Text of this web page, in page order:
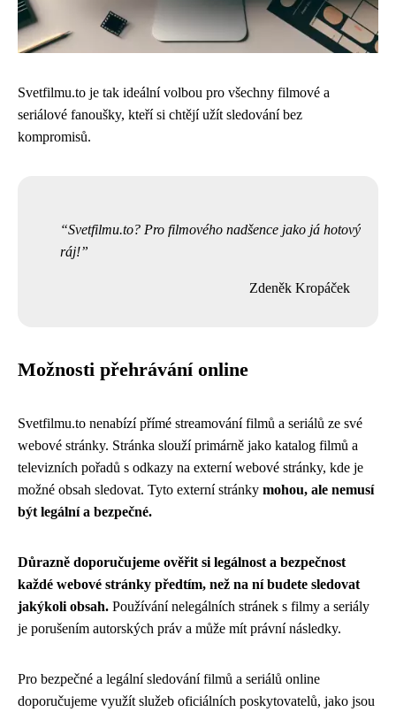
Svetfilmu.to je tak ideální volbou pro všechny filmové a
seriálové fanoušky, kteří si chtějí užít sledování bez
kompromisů.
Svetfilmu.to? Pro filmového nadšence jako já hotový
ráj!
Zdeněk Kropáček
Možnosti přehrávání online
Svetfilmu.to nenabízí přímé streamování filmů a seriálů ze své
webové stránky. Stránka slouží primárně jako katalog filmů a
televizních pořadů s odkazy na externí webové stránky, kde je
možné obsah sledovat. Tyto externí stránky mohou, ale nemusí
být legální a bezpečné.
Důrazně doporučujeme ověřit si legálnost a bezpečnost
každé webové stránky předtím, než na ní budete sledovat
jakýkoli obsah. Používání nelegálních stránek s filmy a seriály
je porušením autorských práv a může mít právní následky.
Pro bezpečné a legální sledování filmů a seriálů online
doporučujeme využít služeb oficiálních poskytovatelů, jako jsou